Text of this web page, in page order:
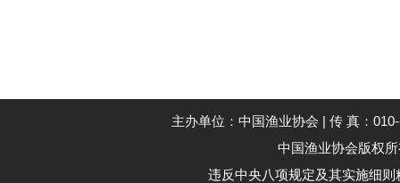
主办单位：中国渔业协会 | 传 真：
中国渔业协会版权
违反中央八项规定及其实施细